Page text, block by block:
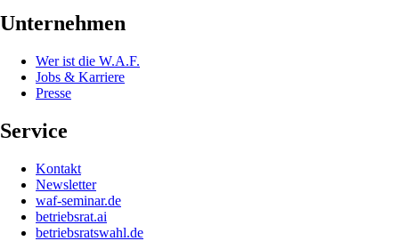
Unternehmen
Wer ist die W.A.F.
Jobs & Karriere
Presse
Service
Kontakt
Newsletter
waf-seminar.de
betriebsrat.ai
betriebsratswahl.de